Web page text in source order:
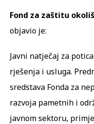
Fond za zaštitu
objavio je:
Javni natječaj za
rješenja i usluga.
sredstava Fonda za
razvoja pametnih i
javnom sektoru,